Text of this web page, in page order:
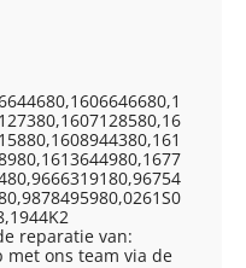
reparatie van:
met ons team via de